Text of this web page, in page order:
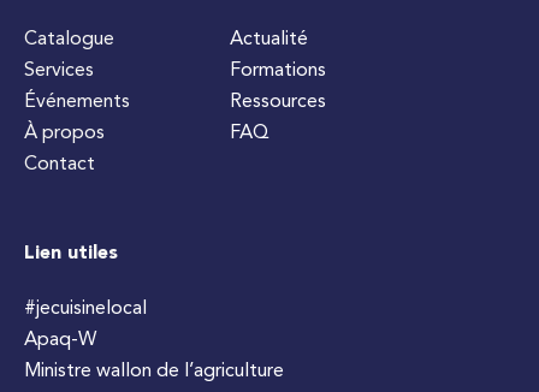
Catalogue
Services
Événements
À propos
Contact
Actualité
Formations
Ressources
FAQ
Lien utiles
#jecuisinelocal
Apaq-W
Ministre wallon de l’agriculture